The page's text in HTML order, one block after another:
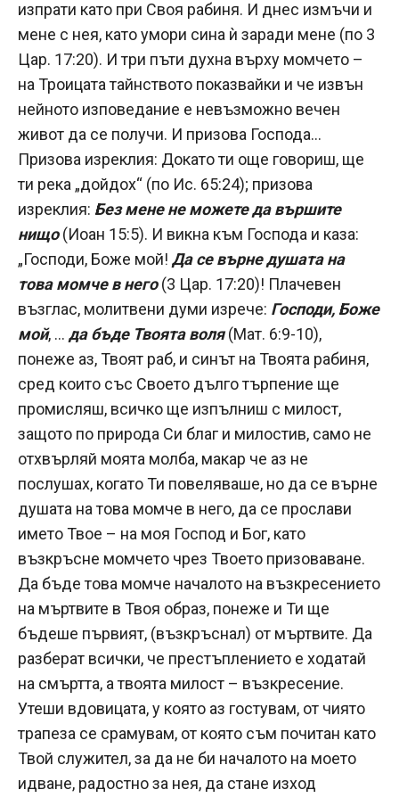
изпрати като при Своя рабиня. И днес измъчи и
мене с нея, като умори сина ѝ заради мене (по 3
Цар. 17:20). И три пъти духна върху момчето –
на Троицата тайнството показвайки и че извън
нейното изповедание е невъзможно вечен
живот да се получи. И призова Господа…
Призова изреклия: Докато ти още говориш, ще
ти река „дойдох“ (по Ис. 65:24); призова
изреклия: Без мене не можете да вършите
нищо(Иоан 15:5). И викна към Господа и каза:
„Господи, Боже мой! Да се върне душата на
това момче в него(3 Цар. 17:20)! Плачевен
възглас, молитвени думи изрече: Господи, Боже
мой, … да бъде Твоята воля(Мат. 6:9-10),
понеже аз, Твоят раб, и синът на Твоята рабиня,
сред които със Своето дълго търпение ще
промисляш, всичко ще изпълниш с милост,
защото по природа Си благ и милостив, само не
отхвърляй моята молба, макар че аз не
послушах, когато Ти повеляваше, но да се върне
душата на това момче в него, да се прослави
името Твое – на моя Господ и Бог, като
възкръсне момчето чрез Твоето призоваване.
Да бъде това момче началото на възкресението
на мъртвите в Твоя образ, понеже и Ти ще
бъдеше първият, (възкръснал) от мъртвите. Да
разберат всички, че престъплението е ходатай
на смъртта, а твоята милост – възкресение.
Утеши вдовицата, у която аз гостувам, от чиято
трапеза се срамувам, от която съм почитан като
Твой служител, за да не би началото на моето
идване, радостно за нея, да стане изход